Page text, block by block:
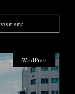
visit site
WordPress